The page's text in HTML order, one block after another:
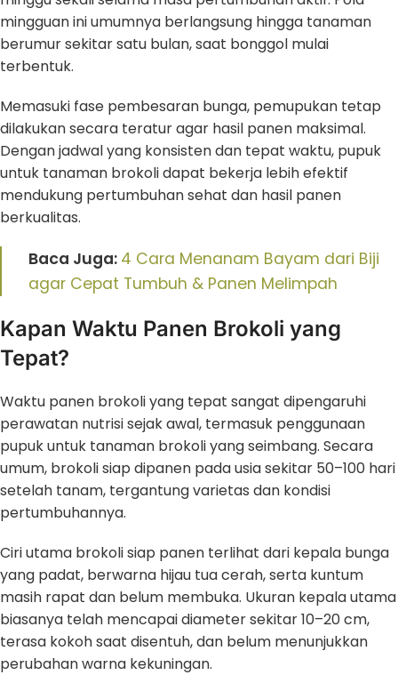
mingguan ini umumnya berlangsung hingga tanaman
berumur sekitar satu bulan, saat bonggol mulai
terbentuk.
Memasuki fase pembesaran bunga, pemupukan tetap
dilakukan secara teratur agar hasil panen maksimal.
Dengan jadwal yang konsisten dan tepat waktu, pupuk
untuk tanaman brokoli dapat bekerja lebih efektif
mendukung pertumbuhan sehat dan hasil panen
berkualitas.
Baca Juga: 4 Cara Menanam Bayam dari Biji
agar Cepat Tumbuh & Panen Melimpah
Kapan Waktu Panen Brokoli yang
Tepat?
Waktu panen brokoli yang tepat sangat dipengaruhi
perawatan nutrisi sejak awal, termasuk penggunaan
pupuk untuk tanaman brokoli yang seimbang. Secara
umum, brokoli siap dipanen pada usia sekitar 50–100 hari
setelah tanam, tergantung varietas dan kondisi
pertumbuhannya.
Ciri utama brokoli siap panen terlihat dari kepala bunga
yang padat, berwarna hijau tua cerah, serta kuntum
masih rapat dan belum membuka. Ukuran kepala utama
biasanya telah mencapai diameter sekitar 10–20 cm,
terasa kokoh saat disentuh, dan belum menunjukkan
perubahan warna kekuningan.